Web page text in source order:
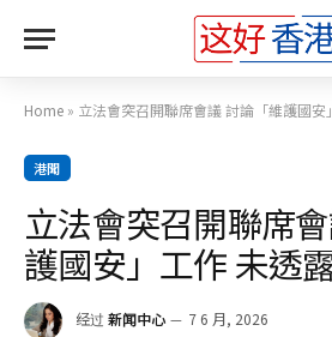
Home » 立法會突召開聯席會議 討論「維護國
港聞
立法會突召開聯席
護國安」工作 未透
经过 新闻中心 7 6 月, 2026